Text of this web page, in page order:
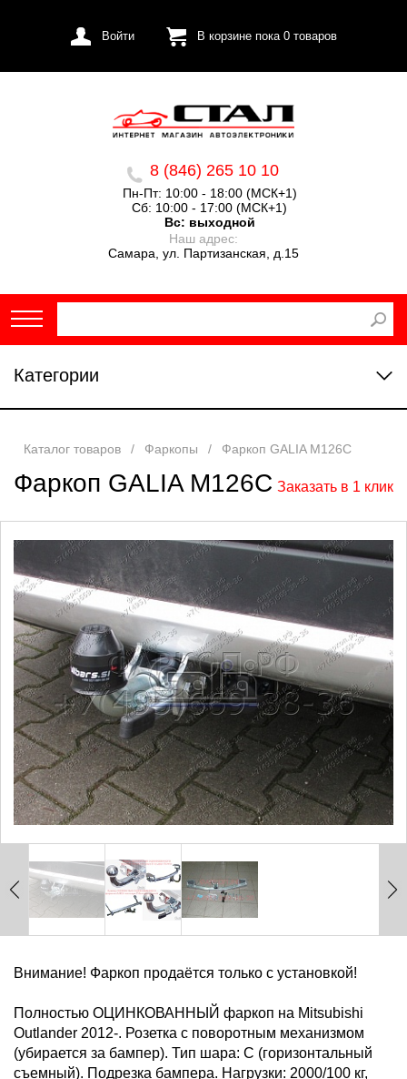
Войти В корзине пока 0товаров
8 (846) 265 10 10
Пн-Пт: 10:00 - 18:00 (МСК+1)
Сб: 10:00 - 17:00 (МСК+1)
Вс: выходной
Наш адрес:
Самара, ул. Партизанская, д.15
Категории
Каталог товаров / Фаркопы / Фаркоп GALIA M126C
Фаркоп GALIA M126C Заказать в 1 клик
Внимание! Фаркоп продаётся только с установкой!
Полностью ОЦИНКОВАННЫЙ фаркоп на Mitsubishi
Outlander 2012-. Розетка с поворотным механизмом
(убирается за бампер). Тип шара: C (горизонтальный
съемный). Подрезка бампера. Нагрузки: 2000/100 кг,